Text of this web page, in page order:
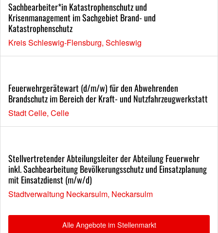
Sachbearbeiter*in Katastrophenschutz und
Krisenmanagement im Sachgebiet Brand- und
Katastrophenschutz
Kreis Schleswig-Flensburg, Schleswig
Feuerwehrgerätewart (d/m/w) für den Abwehrenden
Brandschutz im Bereich der Kraft- und Nutzfahrzeugwerkstatt
Stadt Celle, Celle
Stellvertretender Abteilungsleiter der Abteilung Feuerwehr
inkl. Sachbearbeitung Bevölkerungsschutz und Einsatzplanung
mit Einsatzdienst (m/w/d)
Stadtverwaltung Neckarsulm, Neckarsulm
Alle Angebote im Stellenmarkt